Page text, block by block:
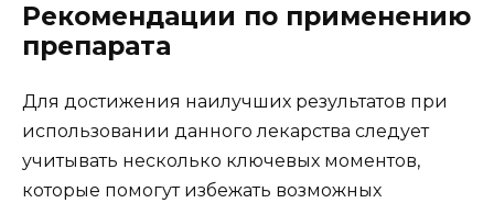
Рекомендации по применению
препарата
Для достижения наилучших результатов при
использовании данного лекарства следует
учитывать несколько ключевых моментов,
которые помогут избежать возможных